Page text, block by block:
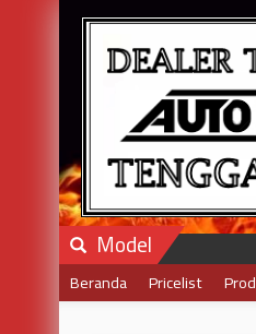
Model
Beranda Pricelist